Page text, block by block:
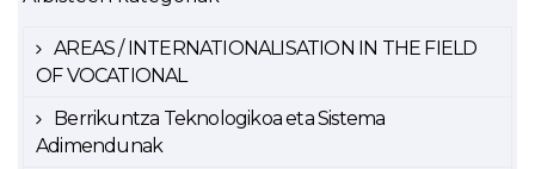
AREAS / INTERNATIONALISATION IN THE FIELD
OF VOCATIONAL
Berrikuntza Teknologikoa eta Sistema
Adimendunak